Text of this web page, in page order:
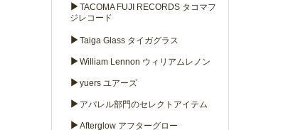
▶ TACOMA FUJI RECORDS タコマフ
ジレコード
▶ Taiga Glass タイガグラス
▶ William Lennon ウィリアムレノン
▶ yuers ユアーズ
▶ アパレル部門のセレクトアイテム
▶ Afterglow アフターグロー